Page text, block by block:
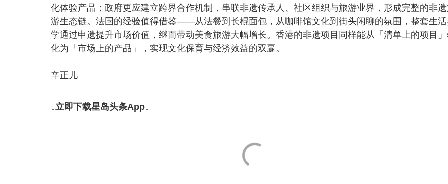
化体验产品；政府更应建立跨界合作机制，串联非遗传承人、社区组织与旅游业界，形成完整的非
游生态链。法国的经验值得借鉴——从法餐到长棍面包，从咖啡馆文化到街头闲聊的氛围，整套生
学通过申遗提升市场价值，继而带动美食旅游大幅增长。香港的非遗项目同样能从「清单上的项目
化为「市场上的产品」，实现文化保育与经济效益的双赢。
辛正儿
↓立即下载星岛头条App↓